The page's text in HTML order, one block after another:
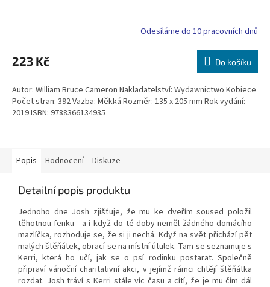
Odesíláme do 10 pracovních dnů
223 Kč Do košíku
Autor: William Bruce Cameron Nakladatelství: Wydawnictwo Kobiece
Počet stran: 392 Vazba: Měkká Rozměr: 135 x 205 mm Rok vydání:
2019 ISBN: 9788366134935
Popis Hodnocení Diskuze
Detailní popis produktu
Jednoho dne Josh zjišťuje, že mu ke dveřím soused položil
těhotnou fenku - a i když do té doby neměl žádného domácího
mazlíčka, rozhoduje se, že si ji nechá. Když na svět přichází pět
malých štěňátek, obrací se na místní útulek. Tam se seznamuje s
Kerri, která ho učí, jak se o psí rodinku postarat. Společně
připraví vánoční charitativní akci, v jejímž rámci chtějí štěňátka
rozdat. Josh tráví s Kerri stále víc času a cítí, že je mu čím dál